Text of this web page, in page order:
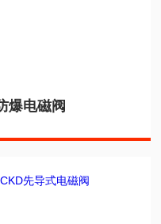
爆电磁阀